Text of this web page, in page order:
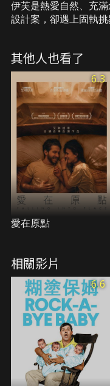
伊芙是熱愛自然、充
設計案，卻遇上固執
與萊恩的感情逐漸升溫
請她搬到日本，讓她
其他人也看了
6.3
愛在原點
相關影片
6.6